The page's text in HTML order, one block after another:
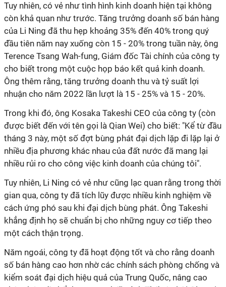
Tuy nhiên, có vẻ như tình hình kinh doanh hiện tại không
còn khả quan như trước. Tăng trưởng doanh số bán hàng
của Li Ning đã thu hẹp khoảng 35% đến 40% trong quý
đầu tiên năm nay xuống còn 15 - 20% trong tuần này, ông
Terence Tsang Wah-fung, Giám đốc Tài chính của công ty
cho biết trong một cuộc họp báo kết quả kinh doanh.
Ông thêm rằng, tăng trưởng doanh thu và tỷ suất lợi
nhuận cho năm 2022 lần lượt là 15 - 25% và 15 - 20%.
Trong khi đó, ông Kosaka Takeshi CEO của công ty (còn
được biết đến với tên gọi là Qian Wei) cho biết: "Kể từ đầu
tháng 3 này, một số đợt bùng phát đại dịch lặp đi lặp lại ở
nhiều địa phương khác nhau của đất nước đã mang lại
nhiều rủi ro cho công việc kinh doanh của chúng tôi".
Tuy nhiên, Li Ning có vẻ như cũng lạc quan rằng trong thời
gian qua, công ty đã tích lũy được nhiều kinh nghiệm về
cách ứng phó sau khi đại dịch bùng phát. Ông Takeshi
khẳng định họ sẽ chuẩn bị cho những nguy cơ tiếp theo
một cách thận trọng.
Năm ngoái, công ty đã hoạt động tốt và cho rằng doanh
số bán hàng cao hơn nhờ các chính sách phòng chống và
kiểm soát đại dịch hiệu quả của Trung Quốc, nâng cao